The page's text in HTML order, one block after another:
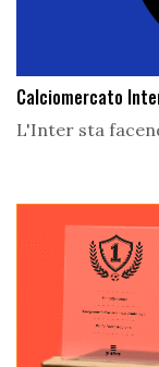
Calciomercato
L'Inter sta